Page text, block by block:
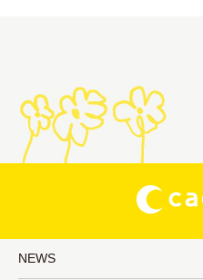
NEWS